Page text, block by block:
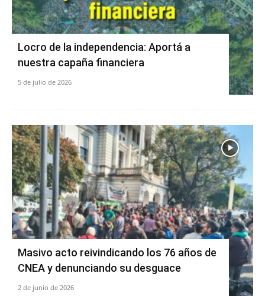
Locro de la independencia: Aportá a
nuestra capaña financiera
5 de julio de 2026
Masivo acto reivindicando los 76 años de
CNEA y denunciando su desguace
2 de junio de 2026